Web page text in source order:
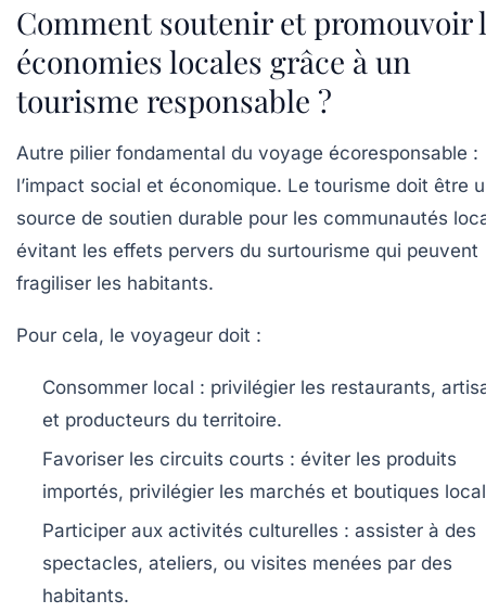
Comment soutenir et promouvoir
économies locales grâce à un
tourisme responsable ?
Autre pilier fondamental du voyage écoresponsable :
l’impact social et économique. Le tourisme doit être
source de soutien durable pour les communautés
évitant les effets pervers du surtourisme qui peuvent
fragiliser les habitants.
Pour cela, le voyageur doit :
Consommer local : privilégier les restaurants,
et producteurs du territoire.
Favoriser les circuits courts : éviter les produits
importés, privilégier les marchés et boutiques
Participer aux activités culturelles : assister à des
spectacles, ateliers, ou visites menées par des
habitants.